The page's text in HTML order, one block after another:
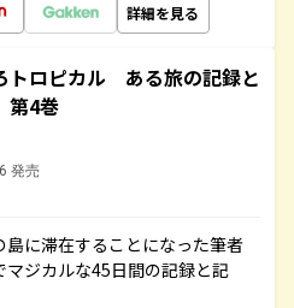
詳細を見る
トロピカル ある旅の記録と
4巻
発売
に滞在することになった筆者
ジカルな45日間の記録と記